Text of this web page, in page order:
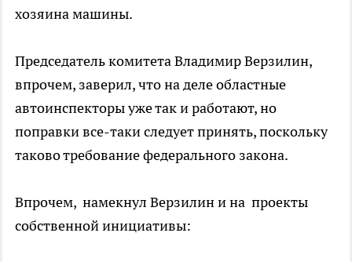
хозяина машины.
Председатель комитета Владимир Верзилин,
впрочем, заверил, что на деле областные
автоинспекторы уже так и работают, но
поправки все-таки следует принять, поскольку
таково требование федерального закона.
Впрочем, намекнул Верзилин и на проекты
собственной инициативы: